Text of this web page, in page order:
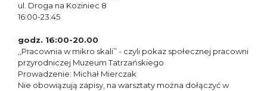
ul. Droga na Koziniec 8
16:00-23:45
godz. 16:00-20.00
,,Pracownia w mikro skali’’ - czyli pokaz społecznej pracowni
przyrodniczej Muzeum Tatrzańskiego
Prowadzenie: Michał Mierczak
Nie obowiązują zapisy, na warsztaty można dołączyć w